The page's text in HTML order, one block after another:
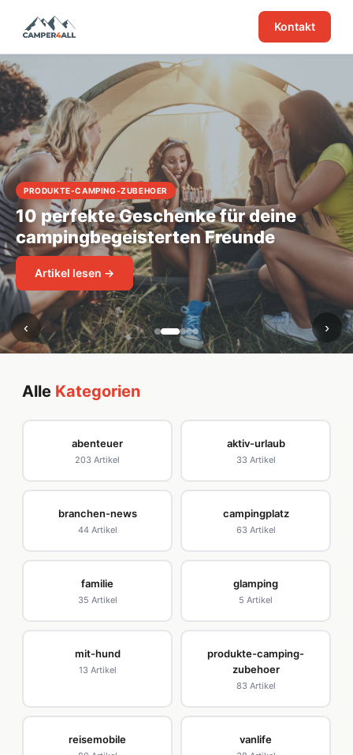
Kontakt
PRODUKTE-CAMPING-ZUBEHOER
10 perfekte Geschenke für deine
campingbegeisterten Freunde
Artikel lesen →
‹ ›
Alle Kategorien
abenteuer
203 Artikel
aktiv-urlaub
33 Artikel
branchen-news
44 Artikel
campingplatz
63 Artikel
familie
35 Artikel
glamping
5 Artikel
mit-hund
13 Artikel
produkte-camping-
zubehoer
83 Artikel
reisemobile vanlife